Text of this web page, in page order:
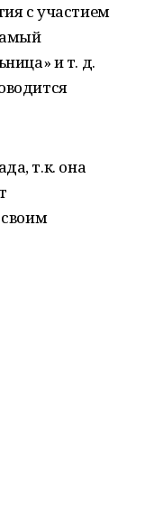
с участием
и т. д.
т.к. она